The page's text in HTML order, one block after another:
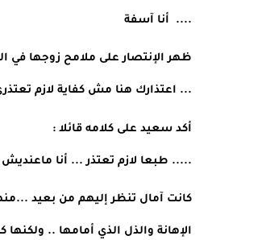
....  أنا آسفة
ظهر الإنتصار على ملامح زوجها في
... اعتذارك هنا مش كفاية لازم
أكد سعيد على كلامه قائلا :
..... طبعا لازم تعتذر ... أنا ماعنديش